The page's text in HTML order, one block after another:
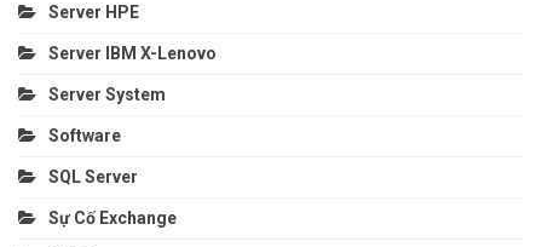
Server HPE
Server IBM X-Lenovo
Server System
Software
SQL Server
Sự Cố Exchange